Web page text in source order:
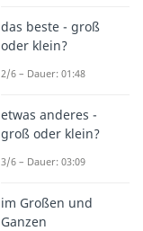
das beste - groß
oder klein?
2/6 – Dauer: 01:48
etwas anderes -
groß oder klein?
3/6 – Dauer: 03:09
im Großen und
Ganzen